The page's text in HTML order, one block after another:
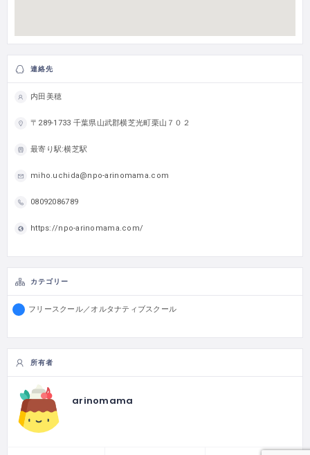
連絡先
内田美穂
〒289-1733 千葉県山武郡横芝光町栗山７０２
最寄り駅:横芝駅
miho.uchida@npo-arinomama.com
08092086789
https://npo-arinomama.com/
カテゴリー
フリースクール／オルタナティブスクール
所有者
arinomama